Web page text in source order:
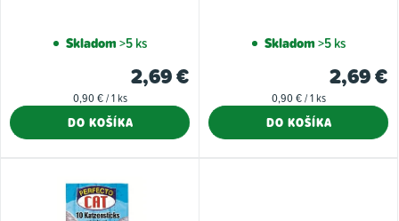
t
o
Skladom>5 ks
2,69 €
Jednotková
0,90 € / 1 ks
DO KOŠÍKA
Skladom>5 ks
2,69 €
Jednotková
0,90 € / 1 ks
DO KOŠÍKA